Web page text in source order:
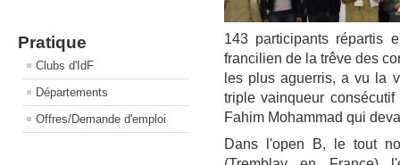
Pratique
Clubs d'IdF
Départements
Offres/Demande d'emploi
143 participants répartis
francilien de la trêve des
les plus aguerris, a vu la
triple vainqueur
Fahim Mohammad qui
Dans l'open B, le tout